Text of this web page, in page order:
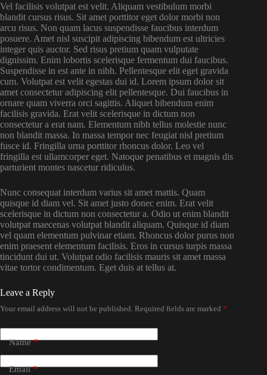
Vel facilisis volutpat est velit. Aliquam vestibulum morbi
blandit cursus risus. Sit amet porttitor eget dolor morbi non
arcu risus. Non quam lacus suspendisse faucibus interdum
posuere. Amet nisl suscipit adipiscing bibendum est ultricies
integer quis auctor. Sed risus pretium quam vulputate
dignissim. Enim lobortis scelerisque fermentum dui faucibus.
Suspendisse in est ante in nibh. Pellentesque elit eget gravida
cum. Volutpat est velit egestas dui id. Lorem ipsum dolor sit
amet consectetur adipiscing elit pellentesque. Dui faucibus in
ornare quam viverra orci sagittis. Aliquet bibendum enim
facilisis gravida. Erat velit scelerisque in dictum non
consectetur a erat nam. Elementum nibh tellus molestie nunc
non blandit massa. In massa tempor nec feugiat nisl pretium
fusce id. Fringilla urna porttitor rhoncus dolor. Leo vel
fringilla est ullamcorper eget. Natoque penatibus et magnis dis
parturient montes nascetur ridiculus.
Nunc consequat interdum varius sit amet mattis. Quam
quisque id diam vel. Sit amet justo donec enim. Erat velit
scelerisque in dictum non consectetur a. Odio ut enim blandit
volutpat maecenas volutpat blandit aliquam. Quisque id diam
vel quam elementum pulvinar etiam. Rhoncus dolor purus non
enim praesent elementum facilisis. Eros in cursus turpis massa
tincidunt dui ut. Volutpat odio facilisis mauris sit amet massa
vitae tortor condimentum. Eget duis at tellus at.
Leave a Reply
Your email address will not be published. Required fields are marked *
Name*
Email*